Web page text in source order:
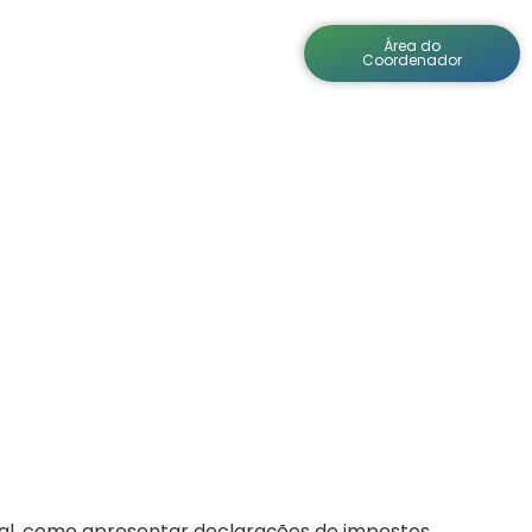
Área do
Coordenador